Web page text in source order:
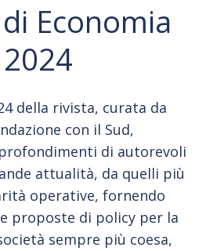
Economia
della rivista, curata da
con il Sud,
di autorevoli
attualità, da quelli più
operative, fornendo
proposte di policy per la
sempre più coesa,